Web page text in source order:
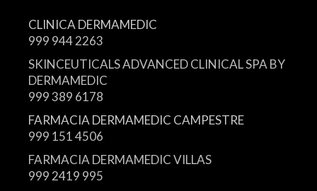
CLINICA DERMAMEDIC
999 944 2263
SKINCEUTICALS ADVANCED CLINICAL SPA BY
DERMAMEDIC
999 389 6178
FARMACIA DERMAMEDIC CAMPESTRE
999 151 4506
FARMACIA DERMAMEDIC VILLAS
999 2419 995